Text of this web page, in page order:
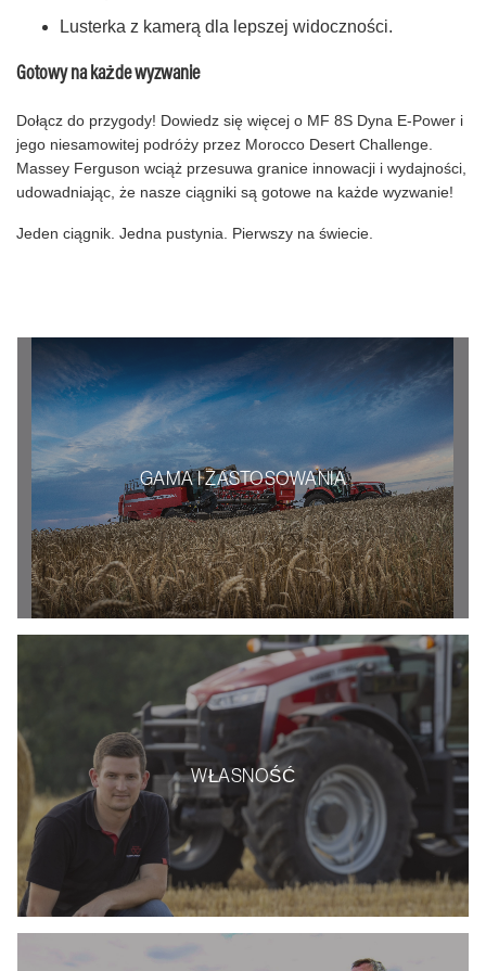
Lusterka z kamerą dla lepszej widoczności.
Gotowy na każde wyzwanie
Dołącz do przygody! Dowiedz się więcej o MF 8S Dyna E-Power i
jego niesamowitej podróży przez Morocco Desert Challenge.
Massey Ferguson wciąż przesuwa granice innowacji i wydajności,
udowadniając, że nasze ciągniki są gotowe na każde wyzwanie!
Jeden ciągnik. Jedna pustynia. Pierwszy na świecie.
GAMA I ZASTOSOWANIA
WŁASNOŚĆ